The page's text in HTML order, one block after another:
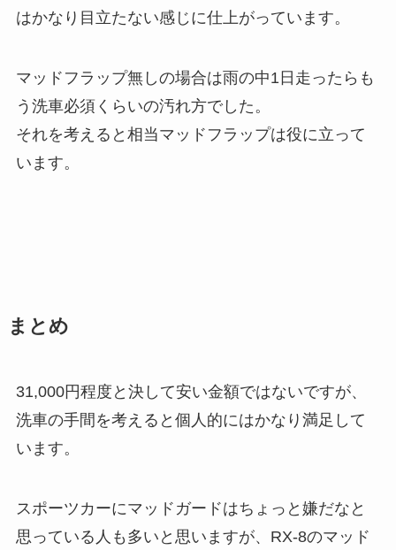
はかなり目立たない感じに仕上がっています。
マッドフラップ無しの場合は雨の中1日走ったらも
う洗車必須くらいの汚れ方でした。
それを考えると相当マッドフラップは役に立って
います。
まとめ
31,000円程度と決して安い金額ではないですが、
洗車の手間を考えると個人的にはかなり満足して
います。
スポーツカーにマッドガードはちょっと嫌だなと
思っている人も多いと思いますが、RX-8のマッド